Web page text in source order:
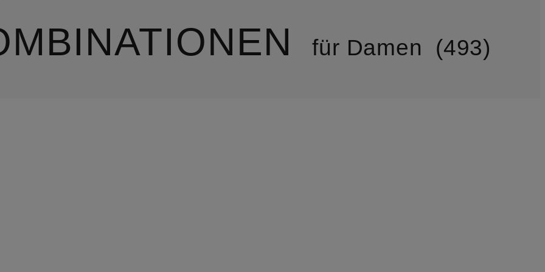
für Damen 493